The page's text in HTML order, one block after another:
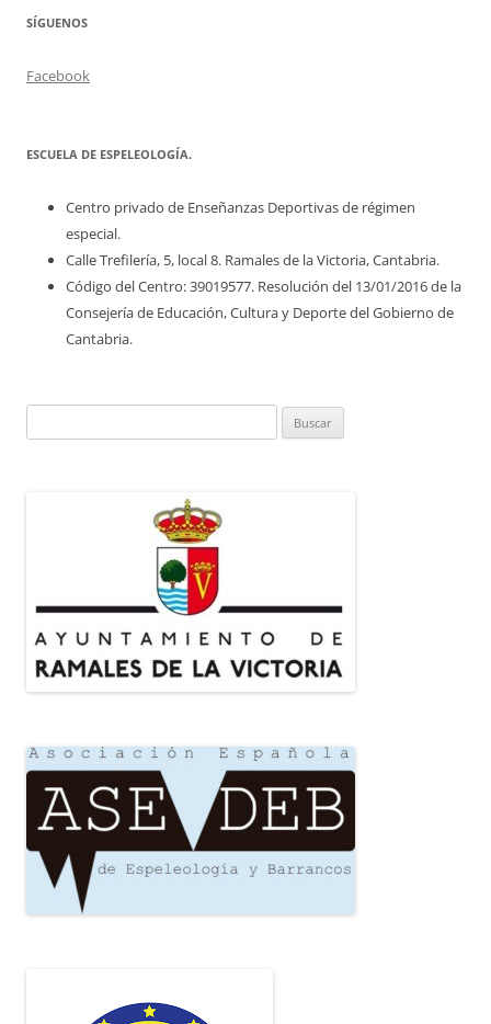
SÍGUENOS
Facebook
ESCUELA DE ESPELEOLOGÍA.
Centro privado de Enseñanzas Deportivas de régimen
especial.
Calle Trefilería, 5, local 8. Ramales de la Victoria, Cantabria.
Código del Centro: 39019577. Resolución del 13/01/2016 de la
Consejería de Educación, Cultura y Deporte del Gobierno de
Cantabria.